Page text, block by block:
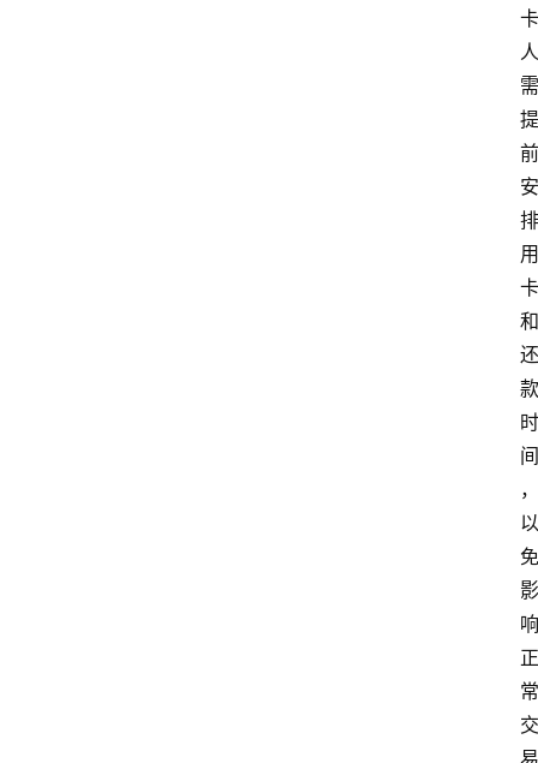
卡
人
需
提
前
安
排
用
卡
和
还
款
时
间
，
以
免
影
响
正
常
交
易